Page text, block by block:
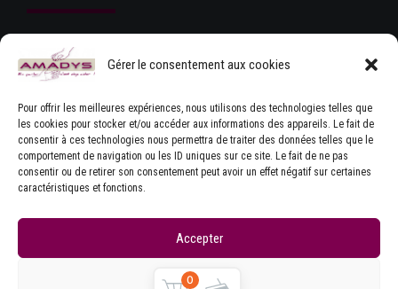
Gérer le consentement aux cookies
Pour offrir les meilleures expériences, nous utilisons des technologies telles que
les cookies pour stocker et/ou accéder aux informations des appareils. Le fait de
consentir à ces technologies nous permettra de traiter des données telles que le
comportement de navigation ou les ID uniques sur ce site. Le fait de ne pas
consentir ou de retirer son consentement peut avoir un effet négatif sur certaines
caractéristiques et fonctions.
Accepter
Refuser
J'ACCEPTE LES CONDITIONS GÉNÉRALES
D'UTILISATION
0